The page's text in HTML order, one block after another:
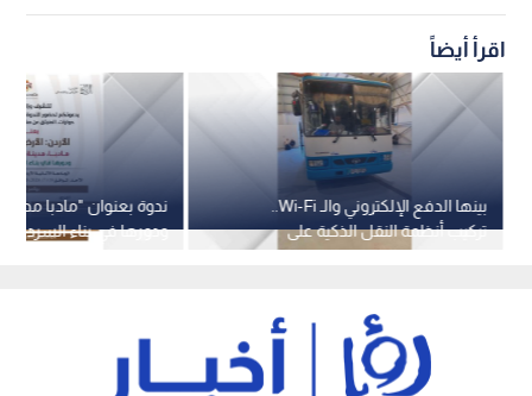
اقرأ أيضاً
ندوة بعنوان "مادبا
ودورها في بناء السردية
بينها الدفع الإلكتروني والـ Wi-Fi..
تركيب أنظمة النقل الذكية على
حافلات خط معان - عمان